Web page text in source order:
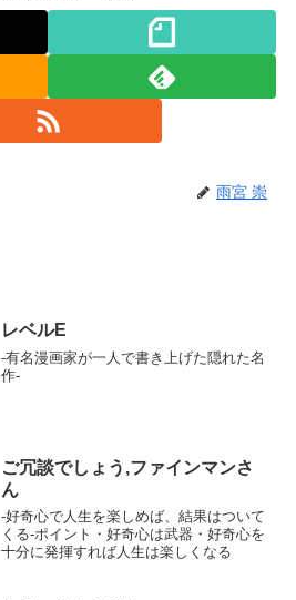
雨宮 崇
レベルE
-有名漫画家が一人で書き上げた隠れた名
作-
ご冗談でしょう,ファインマンさ
ん
-好奇心で人生を楽しめば、結果はついて
くる-ポイント・好奇心は武器・好奇心を
十分に発揮すれば人生は楽しくなる